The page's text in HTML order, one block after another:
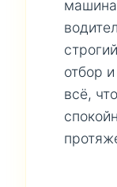
отбор
всё,